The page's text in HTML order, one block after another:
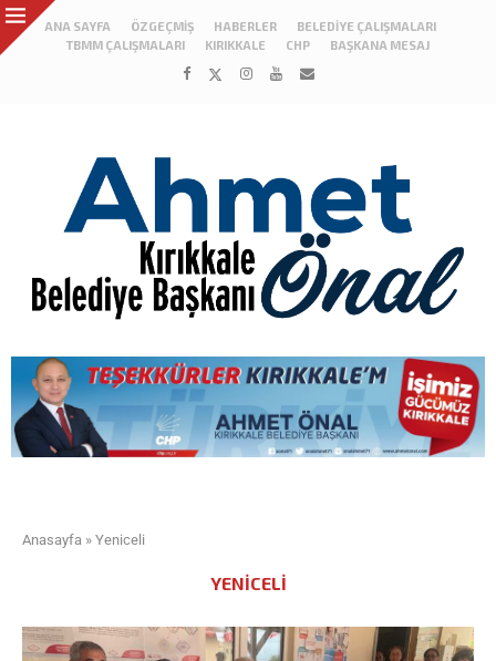
ANA SAYFA ÖZGEÇMIŞ HABERLER
BELEDIYE ÇALIŞMALARI
TBMM ÇALIŞMALARI
KIRIKKALE CHP BAŞKANA MESAJ
Anasayfa » Yeniceli
YENICELI